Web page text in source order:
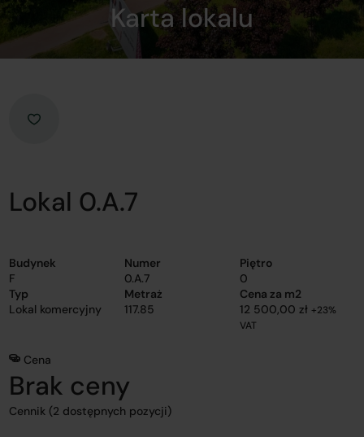
Karta lokalu
Lokal 0.A.7
Budynek
F
Numer
0.A.7
Piętro
0
Typ
Lokal komercyjny
Metraż
117.85
Cena za m2
12 500,00 zł +23%
VAT
Cena
Brak ceny
Cennik (2 dostępnych pozycji)